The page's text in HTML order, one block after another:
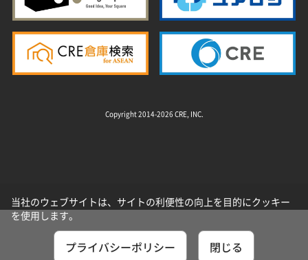
Copyright 2014-2026 CRE, INC.
当社のウェブサイトは、サイトの利便性の向上を目的にクッキー
を使用します。
プライバシーポリシー 閉じる